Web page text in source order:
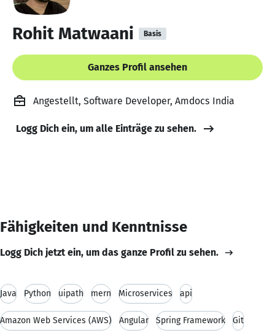
Rohit Matwaani Basis
Ganzes Profil ansehen
Angestellt, Software Developer, Amdocs India
Logg Dich ein, um alle Einträge zu sehen.
Fähigkeiten und Kenntnisse
Logg Dich jetzt ein, um das ganze Profil zu sehen.
Java Python uipath mern Microservices api
Amazon Web Services (AWS) Angular Spring Framework Git